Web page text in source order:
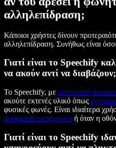
αλληλεπίδραση;
Κάποιοι χρήστες δίνουν
αλληλεπίδραση. Συνήθως είναι
Γιατί είναι το Speechify
να ακούν αντί να διαβάζουν;
Το Speechify, με μετατροπή
ακούτε εκτενές υλικό όπως
φυσικές φωνές. Είναι ιδιαίτερα
πράγματα ταυτόχρονα ή όταν η
Γιατί είναι το Speechify